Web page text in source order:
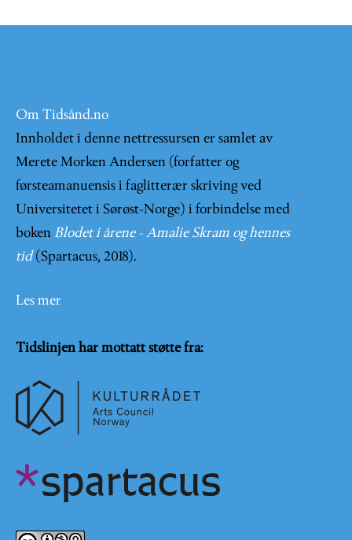
Om Tidsånd.no
Innholdet i denne nettressursen er samlet av
Merete Morken Andersen (forfatter og
førsteamanuensis i faglitterær skriving ved
Universitetet i Sørøst-Norge) i forbindelse med
boken Blodet i årene - Amalie Skram og hennes
tid (Spartacus, 2018).
Les mer
Tidslinjen har mottatt støtte fra: